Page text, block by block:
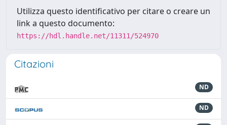
Utilizza questo identificativo per citare o creare un
link a questo documento:
https://hdl.handle.net/11311/524970
Citazioni
ND
ND